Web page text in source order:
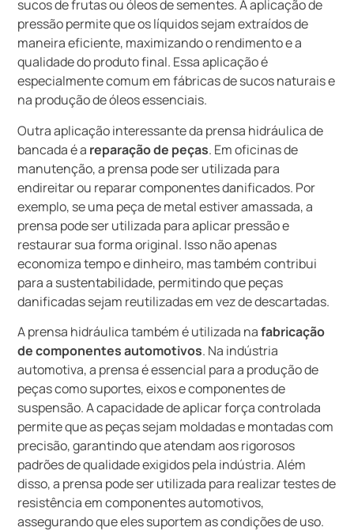
sucos de frutas ou óleos de sementes. A aplicação de
pressão permite que os líquidos sejam extraídos de
maneira eficiente, maximizando o rendimento e a
qualidade do produto final. Essa aplicação é
especialmente comum em fábricas de sucos naturais e
na produção de óleos essenciais.
Outra aplicação interessante da prensa hidráulica de
bancada é a reparação de peças. Em oficinas de
manutenção, a prensa pode ser utilizada para
endireitar ou reparar componentes danificados. Por
exemplo, se uma peça de metal estiver amassada, a
prensa pode ser utilizada para aplicar pressão e
restaurar sua forma original. Isso não apenas
economiza tempo e dinheiro, mas também contribui
para a sustentabilidade, permitindo que peças
danificadas sejam reutilizadas em vez de descartadas.
A prensa hidráulica também é utilizada nafabricação
de componentes automotivos. Na indústria
automotiva, a prensa é essencial para a produção de
peças como suportes, eixos e componentes de
suspensão. A capacidade de aplicar força controlada
permite que as peças sejam moldadas e montadas com
precisão, garantindo que atendam aos rigorosos
padrões de qualidade exigidos pela indústria. Além
disso, a prensa pode ser utilizada para realizar testes de
resistência em componentes automotivos,
assegurando que eles suportem as condições de uso.